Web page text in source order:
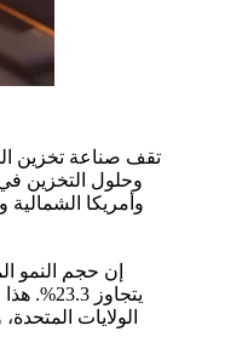
وأمريكا
أمريكي بحلول عام 2035، وهو ما يمثل معدل نمو سنوي مركب (CAGR) يتجاوز 23.3%
.
الولايات